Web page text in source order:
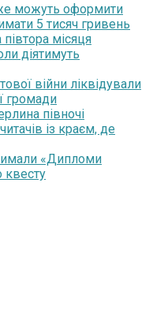
можуть оформити
5 тисяч гривень
місяця
діятимуть
війни ліквідували
громади
півночі
із краєм, де
«Дипломи
квесту